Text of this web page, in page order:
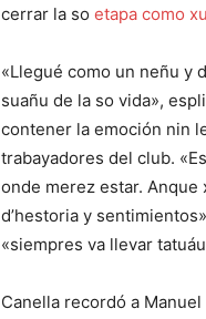
cerrar la so etapa como
«Llegué como un neñu y
suañu de la so vida»,
contener la emoción nin
trabayadores del club.
onde merez estar.
d’hestoria y
«siempres va llevar
Canella recordó a